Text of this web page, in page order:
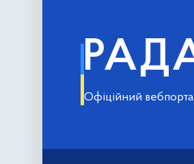
Офіційний